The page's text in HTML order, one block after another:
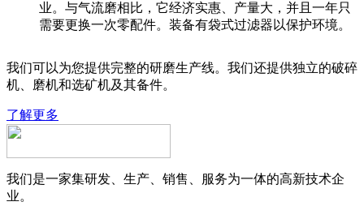
业。与气流磨相比，它经济实惠、产量大，并且一年只
需要更换一次零配件。装备有袋式过滤器以保护环境。
我们可以为您提供完整的研磨生产线。我们还提供独立的破碎
机、磨机和选矿机及其备件。
了解更多
我们是一家集研发、生产、销售、服务为一体的高新技术企
业。